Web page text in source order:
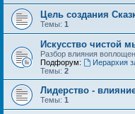
Цель создания
Темы: 1
Искусство чистой
Разбор влияния
Подфорум:
Иерархия
Темы: 2
Лидерство -
Темы: 1